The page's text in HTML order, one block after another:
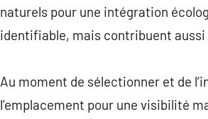
naturels pour une intégration
identifiable, mais contribuent aussi
Au moment de sélectionner et de
l’emplacement pour une visibilité